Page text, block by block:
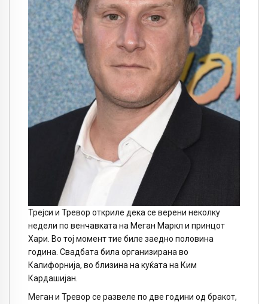
Трејси и Тревор откриле дека се верени неколку
недели по венчавката на Меган Маркл и принцот
Хари. Во тој момент тие биле заедно половина
година. Свадбата била организирана во
Калифорнија, во близина на куќата на Ким
Кардашијан.
Меган и Тревор се развеле по две години од бракот,